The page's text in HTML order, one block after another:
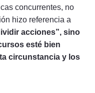
concurrentes, no
hizo referencia a
acciones”, sino
esté bien
circunstancia y los